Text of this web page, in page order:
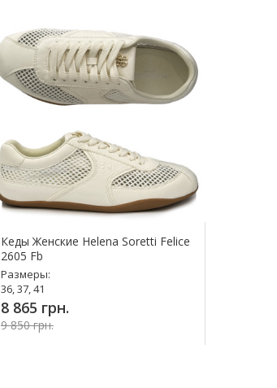
Кеды Женские Helena Soretti Felice
2605 Fb
Размеры:
36, 37, 41
8 865 грн.
9 850 грн.